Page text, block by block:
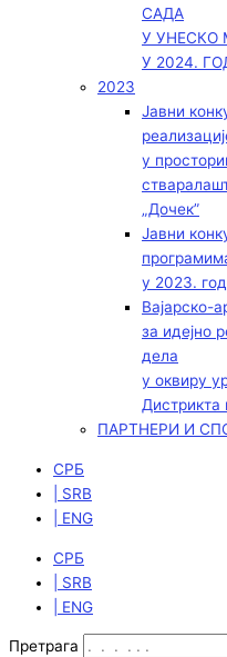
САДА
У УНЕСКО
У 2024.
2023
Јавни
у
„Дочек”
Јавни
у 2023.
Вајарско-
за идејно
дела
у оквиру
ПАРТНЕРИ И
СРБ
| SRB
| ENG
СРБ
| SRB
| ENG
Претрага